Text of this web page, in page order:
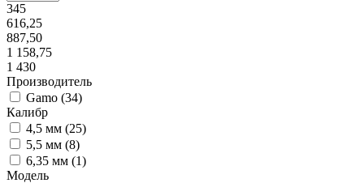
345
616,25
887,50
1 158,75
1 430
Производитель
Gamo (34)
Калибр
4,5 мм (25)
5,5 мм (8)
6,35 мм (1)
Модель